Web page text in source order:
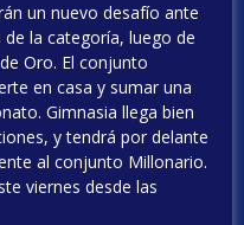
un nuevo desafío ante
la categoría, luego de
Oro. El conjunto
en casa y sumar una
Gimnasia llega bien
y tendrá por delante
al conjunto Millonario.
viernes desde las